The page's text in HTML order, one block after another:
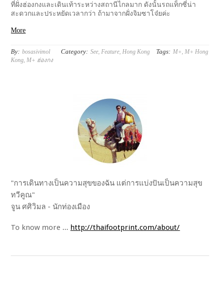
ที่ฝั่งฮ่องกงและเดินเท้าระหว่างสถานีไกลมาก ดังนั้นรถแท็กซี่น่า
สะดวกและประหยัดเวลากว่า ถ้ามาจากฝั่งจิมซาโจ๋ยค่ะ
More
By: bosasivimol Category: See,Feature,Hong Kong Tags: M+, M+ Hong
Kong,M+ ฮ่องกง
"การเดินทางเป็นความสุขของฉัน แต่การแบ่งปันเป็นความสุข
ทวีคูณ"
จูน ศศิวิมล - นักท่องเมือง
To know more ... http://thaifootprint.com/about/